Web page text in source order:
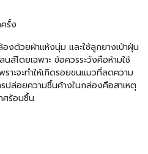
รั้ง
งด้วยผ้าแห้งนุ่ม และใช้ลูกยางเป่าฝุ่น
ส์โดยเฉพาะ ข้อควรระวังคือห้ามใช้
าะจะทำให้เกิดรอยขนแมวที่ลดความ
ปล่อยความชื้นค้างในกล่องคือสาเหตุ
ศร้อนชื้น